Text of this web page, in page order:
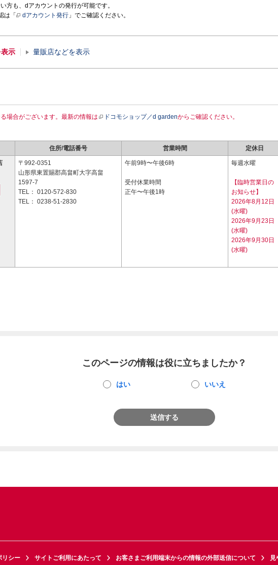
方も、dアカウントの発行が可能です。
は「
dアカウント発行 」でご確認ください。
表示 量販店などを表示
場合がございます。最新の情報は ドコモショップ／d gardenからご確認ください。
住所/電話番号 営業時間 定休日
〒992-0351
山形県東置賜郡高畠町大字高畠
1597-7
TEL： 0120-572-830
TEL： 0238-51-2830
午前9時〜午後6時
受付休業時間
正午〜午後1時
毎週水曜
【臨時営業日の
お知らせ】
2026年8月12日
(水曜)
2026年9月23日
(水曜)
2026年9月30日
(水曜)
このページの情報は役に立ちましたか？
はい いいえ
送信する
リシー サイトご利用にあたって お客さまご利用端末からの情報の外部送信について 見